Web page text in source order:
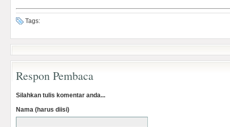
Tags:
Respon Pembaca
Silahkan tulis komentar anda...
Nama (harus diisi)